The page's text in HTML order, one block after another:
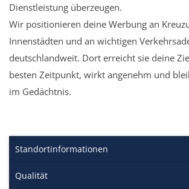
Dienstleistung überzeugen.
Wir positionieren deine Werbung an
Innenstädten und an wichtigen
deutschlandweit. Dort erreicht sie deine
besten Zeitpunkt, wirkt angenehm und
im Gedächtnis.
Standortinformationen
Qualität